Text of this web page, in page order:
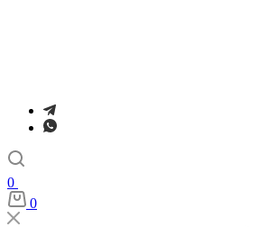
0
0